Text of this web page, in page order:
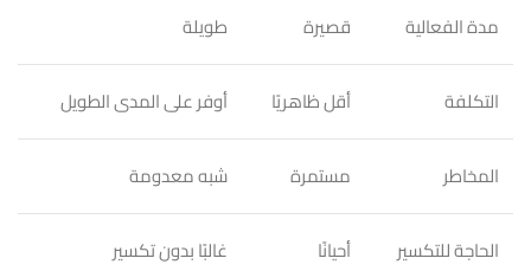
مدة الفعالية قصيرة طويلة
التكلفة أقل ظاهريًا أوفر على المدى الطويل
المخاطر مستمرة شبه معدومة
الحاجة للتكسير أحيانًا غالبًا بدون تكسير